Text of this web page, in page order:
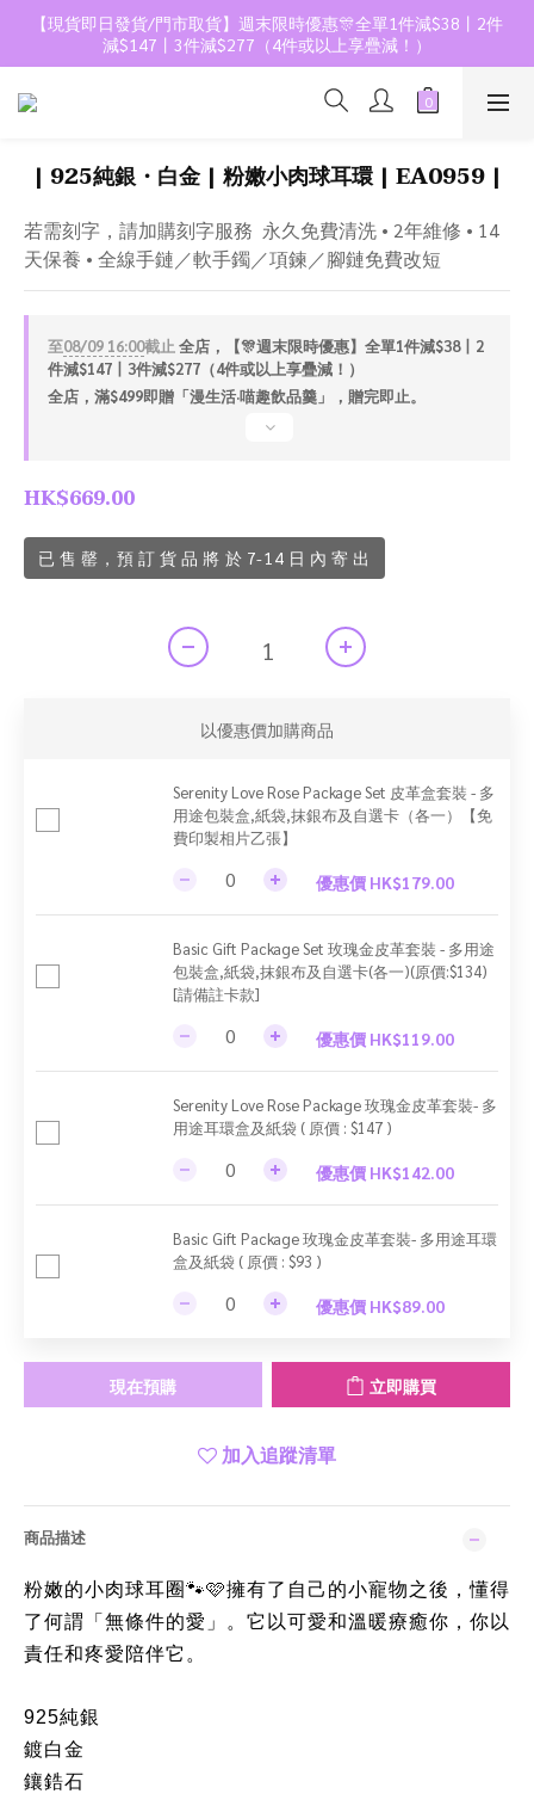
【現貨即日發貨/門市取貨】週末限時優惠🎊全單1件減$38丨2件
減$147丨3件減$277（4件或以上享疊減！）
| 925純銀・白金 | 粉嫩小肉球耳環 | EA0959 |
若需刻字，請加購刻字服務  永久免費清洗 • 2年維修 • 14
天保養 • 全線手鏈／軟手鐲／項鍊／腳鏈免費改短
至08/09 16:00截止 全店，【🎊週末限時優惠】全單1件減$38丨2
件減$147丨3件減$277（4件或以上享疊減！）
全店，滿$499即贈「漫生活·喵趣飲品羹」，贈完即止。
HK$669.00
已 售 罄，預 訂 貨 品 將 於 7-14 日 內 寄 出
以優惠價加購商品
Serenity Love Rose Package Set 皮革盒套裝 - 多
用途包裝盒,紙袋,抹銀布及自選卡（各一）【免
費印製相片乙張】
優惠價 HK$179.00
Basic Gift Package Set 玫瑰金皮革套裝 - 多用途
包裝盒,紙袋,抹銀布及自選卡(各一)(原價:$134)
[請備註卡款]
優惠價 HK$119.00
Serenity Love Rose Package 玫瑰金皮革套裝- 多
用途耳環盒及紙袋 ( 原價 : $147 )
優惠價 HK$142.00
Basic Gift Package 玫瑰金皮革套裝- 多用途耳環
盒及紙袋 ( 原價 : $93 )
優惠價 HK$89.00
現在預購 立即購買
加入追蹤清單
商品描述
粉嫩的小肉球耳圈🐾🩷擁有了自己的小寵物之後，懂得
了何謂「無條件的愛」。它以可愛和溫暖療癒你，你以
責任和疼愛陪伴它。
925純銀
鍍白金
鑲鋯石